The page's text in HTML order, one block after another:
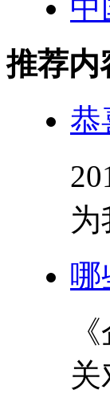
中
推荐内
恭
为
哪